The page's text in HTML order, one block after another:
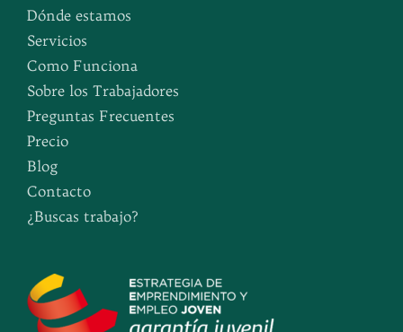
Dónde estamos
Servicios
Como Funciona
Sobre los Trabajadores
Preguntas Frecuentes
Precio
Blog
Contacto
¿Buscas trabajo?